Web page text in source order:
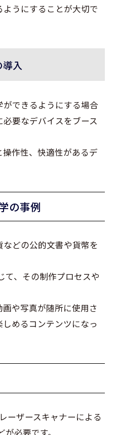
うにすることが大切で
導入
できるようにする場合
要なデバイスをブース
作性、快適性があるデ
の事例
どの公的文書や貨幣を
て、その制作プロセスや
や写真が随所に使用さ
めるコンテンツになっ
レーザースキャナーによる